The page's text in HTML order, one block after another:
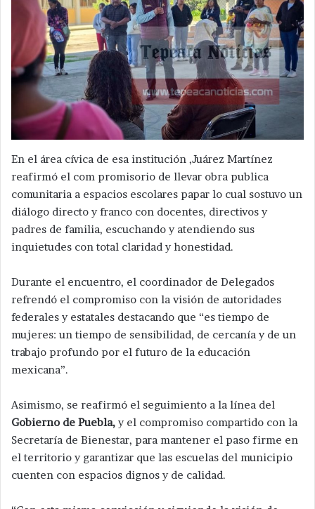
En el área cívica de esa institución ,Juárez Martínez
reafirmó el com promisorio de llevar obra publica
comunitaria a espacios escolares papar lo cual sostuvo un
diálogo directo y franco con docentes, directivos y
padres de familia, escuchando y atendiendo sus
inquietudes con total claridad y honestidad.
Durante el encuentro, el coordinador de Delegados
refrendó el compromiso con la visión de autoridades
federales y estatales destacando que “es tiempo de
mujeres: un tiempo de sensibilidad, de cercanía y de un
trabajo profundo por el futuro de la educación
mexicana”.
Asimismo, se reafirmó el seguimiento a la línea del
Gobierno de Puebla, y el compromiso compartido con la
Secretaría de Bienestar, para mantener el paso firme en
el territorio y garantizar que las escuelas del municipio
cuenten con espacios dignos y de calidad.